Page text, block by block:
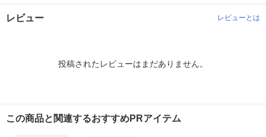
レビュー レビューとは
投稿されたレビューはまだありません。
この商品と関連するおすすめPRアイテム